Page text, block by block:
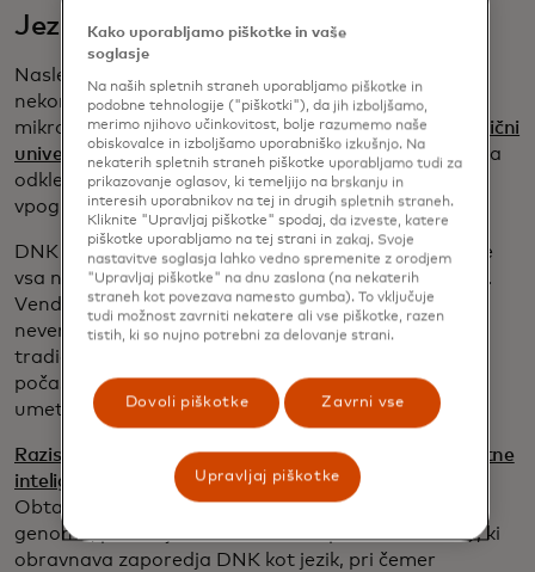
Jezik življenja
Naslednja postaja našega pogleda na
nekonvencionalne tehnološke navdihe nas popelje v
mikroskopski svet DNK. Raziskovalci na nemški
tehnični
univerzi v Dresdnuuporabljajo umetno inteligenco za
odklepanje skritega jezika DNK, kar zagotavlja nove
vpoglede v genetiko in bolezni.
DNK pogosto opisujejo kot načrt življenja, ki vsebuje
vsa navodila za izgradnjo in vzdrževanje organizma.
Vendar pa je dešifriranje vseh informacij v DNK
neverjetno zapleteno in še ni povsem razumljeno,
tradicionalne metode analize DNK pa so lahko
počasne in delovno intenzivne. Tu pride na vrsto
umetna inteligenca.
Raziskovalci na TU Dresden so razvili nov model umetne
inteligence z imenom GROVER(Genome Rules
Obtained via Extracted Representations - Pravila
genoma, pridobljena z izvlečenimi predstavitvami), ki
obravnava zaporedja DNK kot jezik, pri čemer
Kako uporabljamo piškotke in vaše
soglasje
Na naših spletnih straneh uporabljamo piškotke in
podobne tehnologije ("piškotki"), da jih izboljšamo,
merimo njihovo učinkovitost, bolje razumemo naše
obiskovalce in izboljšamo uporabniško izkušnjo. Na
nekaterih spletnih straneh piškotke uporabljamo tudi za
prikazovanje oglasov, ki temeljijo na brskanju in
interesih uporabnikov na tej in drugih spletnih straneh.
Kliknite "Upravljaj piškotke" spodaj, da izveste, katere
piškotke uporabljamo na tej strani in zakaj. Svoje
nastavitve soglasja lahko vedno spremenite z orodjem
"Upravljaj piškotke" na dnu zaslona (na nekaterih
straneh kot povezava namesto gumba). To vključuje
tudi možnost zavrniti nekatere ali vse piškotke, razen
tistih, ki so nujno potrebni za delovanje strani.
Dovoli piškotke Zavrni vse
Upravljaj piškotke